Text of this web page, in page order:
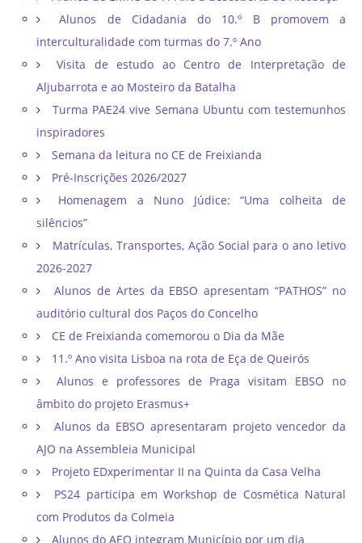
Alunos de Cidadania do 10.º B promovem a
interculturalidade com turmas do 7.º Ano
Visita de estudo ao Centro de Interpretação de
Aljubarrota e ao Mosteiro da Batalha
Turma PAE24 vive Semana Ubuntu com testemunhos
inspiradores
Semana da leitura no CE de Freixianda
Pré-Inscrições 2026/2027
Homenagem a Nuno Júdice: “Uma colheita de
silêncios”
Matrículas, Transportes, Ação Social para o ano letivo
2026-2027
Alunos de Artes da EBSO apresentam “PATHOS” no
auditório cultural dos Paços do Concelho
CE de Freixianda comemorou o Dia da Mãe
11.º Ano visita Lisboa na rota de Eça de Queirós
Alunos e professores de Praga visitam EBSO no
âmbito do projeto Erasmus+
Alunos da EBSO apresentaram projeto vencedor da
AJO na Assembleia Municipal
Projeto EDxperimentar II na Quinta da Casa Velha
PS24 participa em Workshop de Cosmética Natural
com Produtos da Colmeia
Alunos do AEO integram Município por um dia